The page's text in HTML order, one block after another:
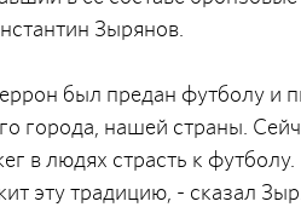
Зырянов.
был предан футболу и
города, нашей страны.
в людях страсть к
эту традицию, - сказал